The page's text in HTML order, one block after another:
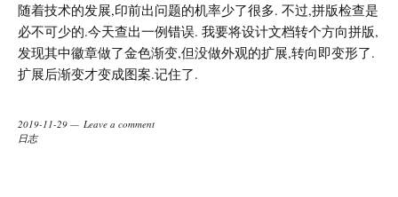
随着技术的发展,印前出问题的机率少了很多. 不过,拼版检查是
必不可少的.今天查出一例错误. 我要将设计文档转个方向拼版,
发现其中徽章做了金色渐变,但没做外观的扩展,转向即变形了.
扩展后渐变才变成图案.记住了.
2019-11-29
Leave a comment
日志